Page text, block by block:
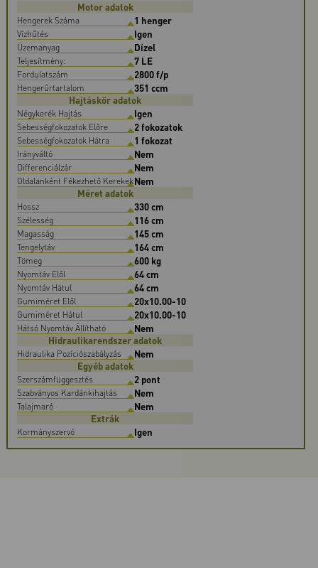
Motor adatok
Hengerek Száma 1 henger
Vízhűtés Igen
Üzemanyag Dízel
Teljesítmény: 7 LE
Fordulatszám 2800 f/p
Hengerűrtartalom
351 ccm
Hajtáskör adatok
Négykerék Hajtás Igen
Sebességfokozatok Előre 2 fokozatok
Sebességfokozatok Hátra 1 fokozat
Irányváltó Nem
Differenciálzár Nem
Oldalanként Fékezhető KerekekNem
Méret adatok
Hossz 330 cm
Szélesség 116 cm
Magasság 145 cm
Tengelytáv 164 cm
Tömeg 600 kg
Nyomtáv Elől 64 cm
Nyomtáv Hátul 64 cm
Gumiméret Elől 20x10.00-10
Gumiméret Hátul 20x10.00-10
Hátsó Nyomtáv Állítható
Nem
Hidraulikarendszer adatok
Hidraulika Pozíciószabályzás
Nem
Egyéb adatok
Szerszámfüggesztés 2 pont
Szabványos Kardánkihajtás Nem
Talajmaró
Nem
Extrák
Kormányszervó Igen